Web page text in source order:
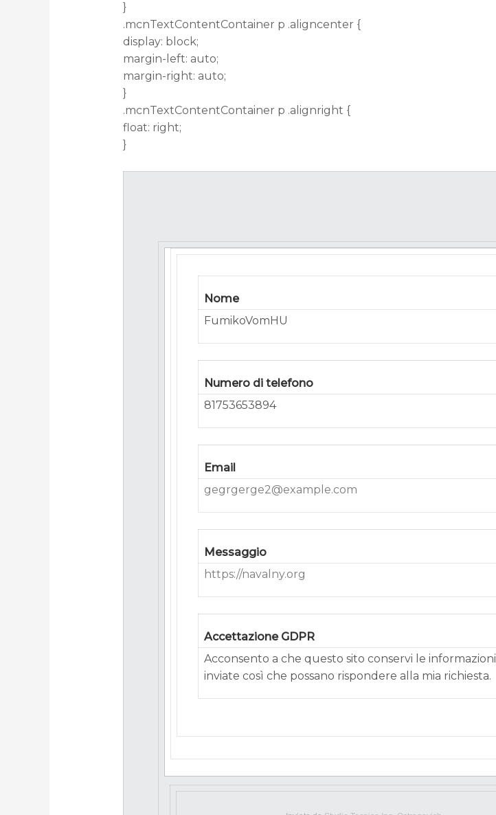
}
.mcnTextContentContainer p .aligncenter {
display: block;
margin-left: auto;
margin-right: auto;
}
.mcnTextContentContainer p .alignright {
float: right;
}
Nome
FumikoVomHU
Numero di telefono
81753653894
Email
gegrgerge2@example.com
Messaggio
https://navalny.org
Accettazione GDPR
Acconsento a che questo sito conservi le informazioni
inviate così che possano rispondere alla mia richiesta.